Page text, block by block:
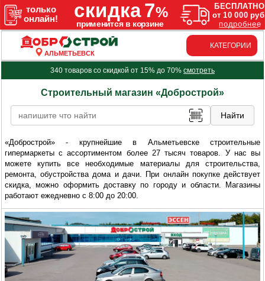
АЛЬМЕТЬЕВСК
КАТЕГОРИИ
340 товаров со скидкой от 15% до 70% смотреть
Строительный магазин «Добрострой»
«Добрострой» - крупнейшие в Альметьевске строительные
гипермаркеты с ассортиментом более 27 тысяч товаров. У нас вы
можете купить все необходимые материалы для строительства,
ремонта, обустройства дома и дачи. При онлайн покупке действует
скидка, можно оформить доставку по городу и области. Магазины
работают ежедневно с 8:00 до 20:00.